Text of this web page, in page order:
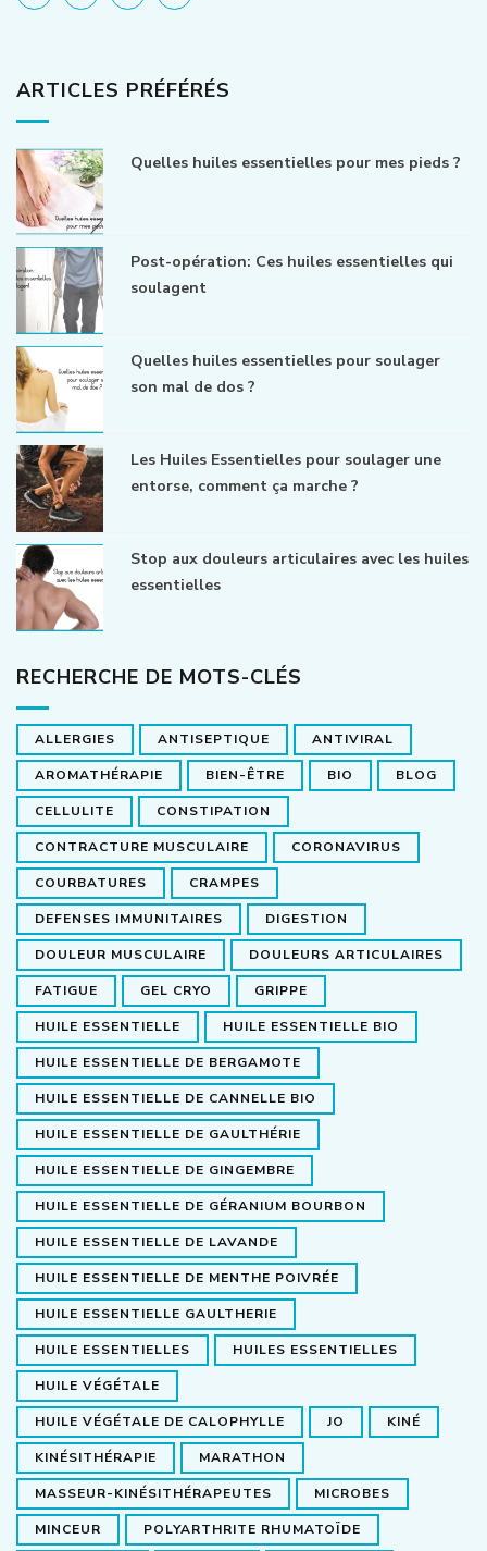
ARTICLES PRÉFÉRÉS
Quelles huiles essentielles pour mes pieds ?
Post-opération: Ces huiles essentielles qui
soulagent
Quelles huiles essentielles pour soulager
son mal de dos ?
Les Huiles Essentielles pour soulager une
entorse, comment ça marche ?
Stop aux douleurs articulaires avec les huiles
essentielles
RECHERCHE DE MOTS-CLÉS
ALLERGIES ANTISEPTIQUE ANTIVIRAL
AROMATHÉRAPIE BIEN-ÊTRE BIO BLOG
CELLULITE CONSTIPATION
CONTRACTURE MUSCULAIRE CORONAVIRUS
COURBATURES CRAMPES
DEFENSES IMMUNITAIRES DIGESTION
DOULEUR MUSCULAIRE DOULEURS ARTICULAIRES
FATIGUE GEL CRYO GRIPPE
HUILE ESSENTIELLE HUILE ESSENTIELLE BIO
HUILE ESSENTIELLE DE BERGAMOTE
HUILE ESSENTIELLE DE CANNELLE BIO
HUILE ESSENTIELLE DE GAULTHÉRIE
HUILE ESSENTIELLE DE GINGEMBRE
HUILE ESSENTIELLE DE GÉRANIUM BOURBON
HUILE ESSENTIELLE DE LAVANDE
HUILE ESSENTIELLE DE MENTHE POIVRÉE
HUILE ESSENTIELLE GAULTHERIE
HUILE ESSENTIELLES HUILES ESSENTIELLES
HUILE VÉGÉTALE
HUILE VÉGÉTALE DE CALOPHYLLE JO KINÉ
KINÉSITHÉRAPIE MARATHON
MASSEUR-KINÉSITHÉRAPEUTES MICROBES
MINCEUR POLYARTHRITE RHUMATOÏDE